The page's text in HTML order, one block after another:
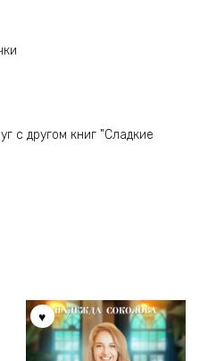
с другом книг "Сладкие